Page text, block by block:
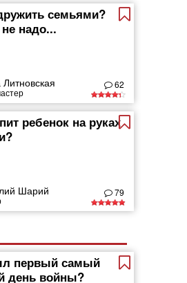
семьями?
надо...
62
ребенок на руках
Шарий 79
первый самый
день войны?